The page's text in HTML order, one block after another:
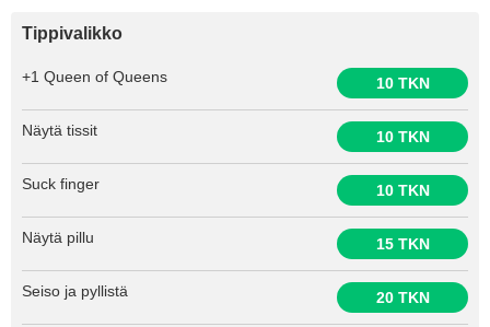
Tippivalikko
+1 Queen of Queens 10 TKN
Näytä tissit 10 TKN
Suck finger 10 TKN
Näytä pillu 15 TKN
Seiso ja pyllistä 20 TKN